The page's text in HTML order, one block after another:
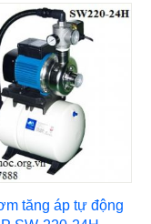
tăng áp tự động